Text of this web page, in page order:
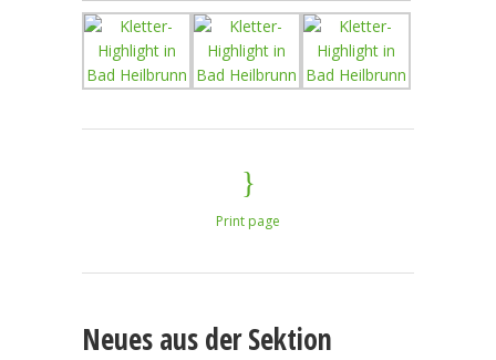
Print page
Neues aus der Sektion